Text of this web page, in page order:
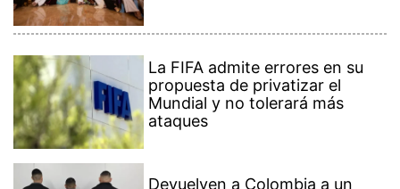
La FIFA admite errores en su
propuesta de privatizar el
Mundial y no tolerará más
ataques
Devuelven a Colombia a un